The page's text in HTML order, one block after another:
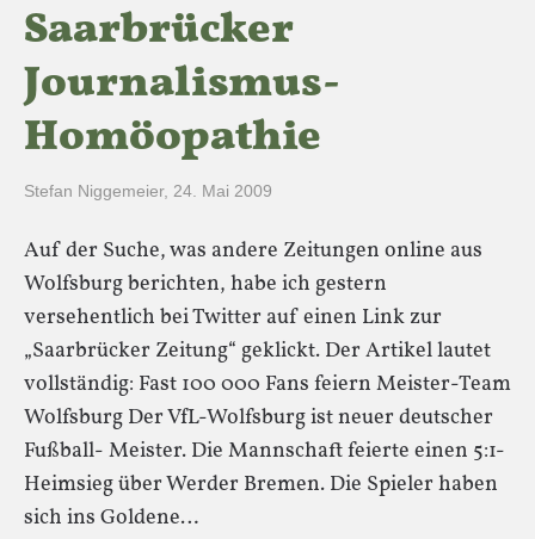
Saarbrücker
Journalismus-
Homöopathie
Stefan Niggemeier, 24. Mai 2009
Auf der Suche, was andere Zeitungen online aus
Wolfsburg berichten, habe ich gestern
versehentlich bei Twitter auf einen Link zur
„Saarbrücker Zeitung“ geklickt. Der Artikel lautet
vollständig: Fast 100 000 Fans feiern Meister-Team
Wolfsburg Der VfL-Wolfsburg ist neuer deutscher
Fußball- Meister. Die Mannschaft feierte einen 5:1-
Heimsieg über Werder Bremen. Die Spieler haben
sich ins Goldene…